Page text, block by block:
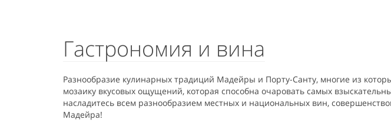
Гастрономия и вина
Разнообразие кулинарных традиций Мадейры и Порту-Санту, многие из
мозаику вкусовых ощущений, которая способна очаровать самых
насладитесь всем разнообразием местных и национальных вин,
Мадейра!